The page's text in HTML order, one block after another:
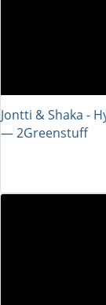
Jontti & Shaka -
― 2Greenstuff